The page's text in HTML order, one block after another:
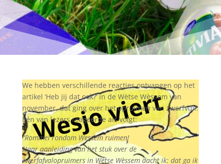
We hebben verschillende reacties ontvangen op het
artikel ‘Heb jij dat ook?’ in de Wètse Wèssem van
november, dat ging over het opruimen van zwerfvuil.
Eén van lezers reageerde als volgt:
“Rommel rondom Wessem ruimen!
Naar aanleiding van het stuk over de
zwerfafvalopruimers in Wètse Wèssem dacht ik: dat ga ik